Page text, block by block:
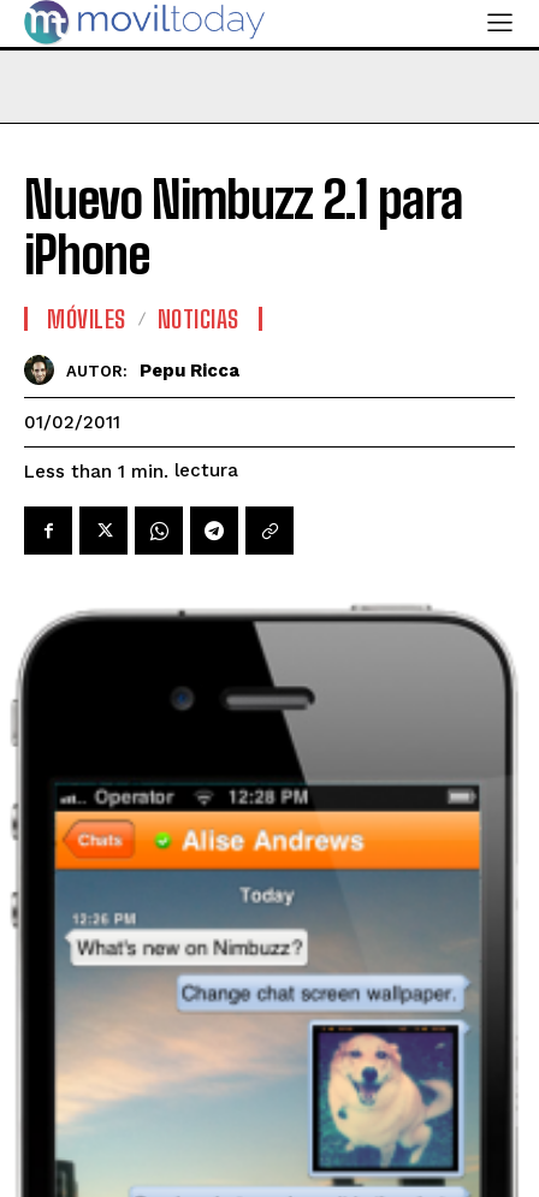
Nuevo Nimbuzz 2.1 para
iPhone
MÓVILES NOTICIAS
AUTOR: Pepu Ricca
01/02/2011
Less than 1 min. lectura